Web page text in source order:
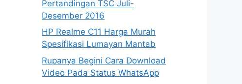
Pertandingan TSC Juli-
Desember 2016
HP Realme C11 Harga Murah
Spesifikasi Lumayan Mantab
Rupanya Begini Cara Download
Video Pada Status WhatsApp